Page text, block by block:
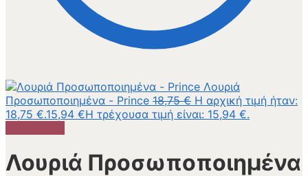
Λουριά
Προσωποποιημένα - Prince 18,75€ Η αρχική τιμή ήταν:
18,75 €.15,94 €Η τρέχουσα τιμή είναι: 15,94 €.
Λουριά Προσωποποιημένα